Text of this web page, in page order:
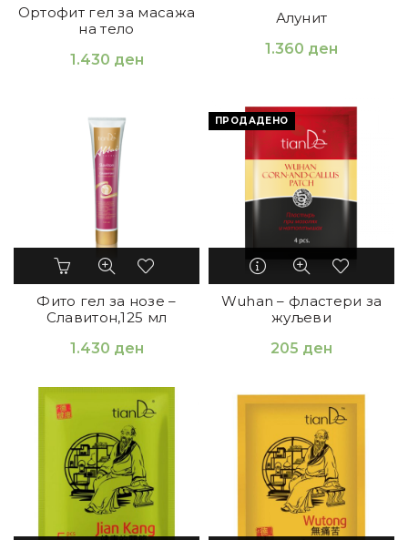
Ортофит гел за масажа
на тело
1.430 ден
Алунит
1.360 ден
Фито гел за нозе –
Славитон,125 мл
1.430 ден
ПРОДАДЕНО
Wuhan – фластери за
жуљеви
205 ден